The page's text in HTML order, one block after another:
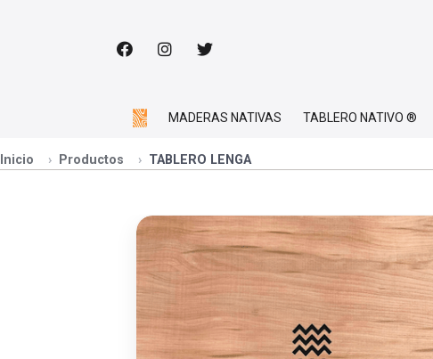
MADERAS NATIVAS TABLERO NATIVO ®
Inicio Productos TABLERO LENGA